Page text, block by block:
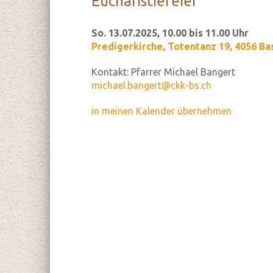
So. 13.07.2025, 10.00 bis 11.00 Uhr
Predigerkirche, Totentanz 19, 4056
Kontakt: Pfarrer Michael Bangert
michael.bangert@ckk-bs.ch
in meinen Kalender übernehmen